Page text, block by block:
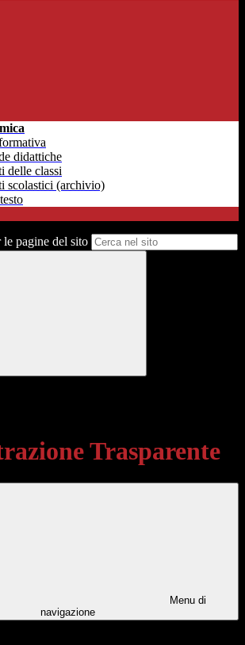
didattiche
delle classi
scolastici (archivio)
pagine del sito
Trasparente
Menu di
navigazione